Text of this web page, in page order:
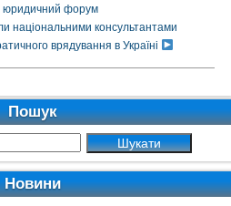
юридичний форум
національними консультантами
врядування в Україні
Пошук
Новини